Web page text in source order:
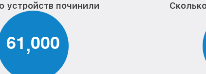
устройств починили
61,000